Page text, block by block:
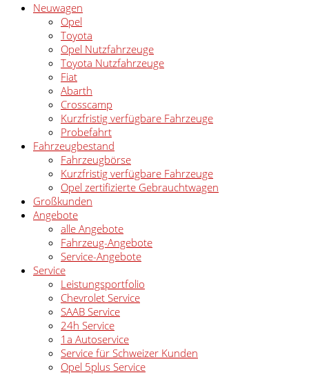
Neuwagen
Opel
Toyota
Opel Nutzfahrzeuge
Toyota Nutzfahrzeuge
Fiat
Abarth
Crosscamp
Kurzfristig verfügbare Fahrzeuge
Probefahrt
Fahrzeugbestand
Fahrzeugbörse
Kurzfristig verfügbare Fahrzeuge
Opel zertifizierte Gebrauchtwagen
Großkunden
Angebote
alle Angebote
Fahrzeug-Angebote
Service-Angebote
Service
Leistungsportfolio
Chevrolet Service
SAAB Service
24h Service
1a Autoservice
Service für Schweizer Kunden
Opel 5plus Service